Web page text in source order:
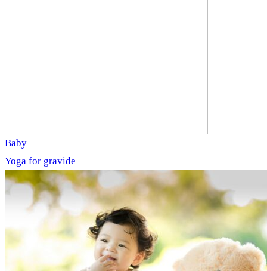
Baby
Yoga for gravide